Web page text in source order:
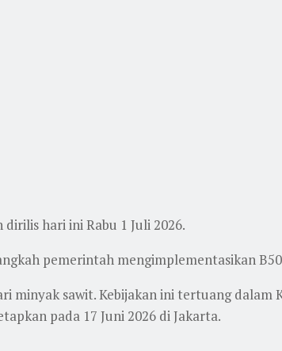
dirilis hari ini Rabu 1 Juli 2026.
pemerintah mengimplementasikan
minyak sawit. Kebijakan ini tertuang dalam
pada 17 Juni 2026 di Jakarta.